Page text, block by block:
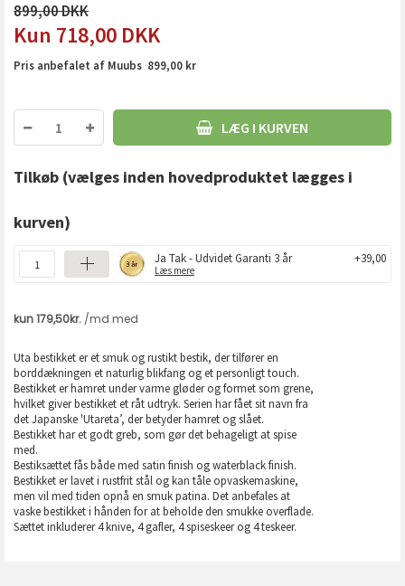
899,00
718,00 DKK
Pris anbefalet af Muubs 899,00 kr
LÆG I KURVEN
Tilkøb (vælges inden hovedproduktet lægges i
kurven)
Ja Tak - Udvidet Garanti 3 år
Læs mere
+39,00
Uta bestikket er et smuk og rustikt bestik, der tilfører en
borddækningen et naturlig blikfang og et personligt touch.
Bestikket er hamret under varme gløder og formet som grene,
hvilket giver bestikket et råt udtryk. Serien har fået sit navn fra
det Japanske 'Utareta’, der betyder hamret og slået.
Bestikket har et godt greb, som gør det behageligt at spise
med.
Bestiksættet fås både med satin finish og waterblack finish.
Bestikket er lavet i rustfrit stål og kan tåle opvaskemaskine,
men vil med tiden opnå en smuk patina. Det anbefales at
vaske bestikket i hånden for at beholde den smukke overflade.
Sættet inkluderer 4 knive, 4 gafler, 4 spiseskeer og 4 teskeer.